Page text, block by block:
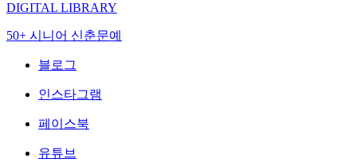
DIGITAL LIBRARY
50+ 시니어 신춘문예
블로그
인스타그램
페이스북
유튜브